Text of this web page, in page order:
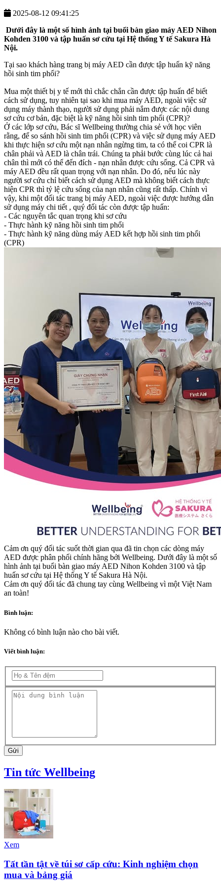
2025-08-12 09:41:25
Dưới đây là một số hình ảnh tại buổi bàn giao máy AED Nihon
Kohden 3100 và tập huấn sơ cứu tại Hệ thống Y tế Sakura Hà
Nội.
Tại sao khách hàng trang bị máy AED cần được tập huấn kỹ năng
hồi sinh tim phổi?
Mua một thiết bị y tế mới thì chắc chắn cần được tập huấn để biết
cách sử dụng, tuy nhiên tại sao khi mua máy AED, ngoài việc sử
dụng máy thành thạo, người sử dụng phải nắm được các nội dung
sơ cứu cơ bản, đặc biệt là kỹ năng hồi sinh tim phổi (CPR)?
Ở các lớp sơ cứu, Bác sĩ Wellbeing thường chia sẻ với học viên
rằng, để so sánh hồi sinh tim phổi (CPR) và việc sử dụng máy AED
khi thực hiện sơ cứu một nạn nhân ngừng tim, ta có thể coi CPR là
chân phải và AED là chân trái. Chúng ta phải bước cùng lúc cả hai
chân thì mới có thể đến đích - nạn nhân được cứu sống. Cả CPR và
máy AED đều rất quan trọng với nạn nhân. Do đó, nếu lúc này
người sơ cứu chỉ biết cách sử dụng AED mà không biết cách thực
hiện CPR thì tỷ lệ cứu sống của nạn nhân cũng rất thấp. Chính vì
vậy, khi một đối tác trang bị máy AED, ngoài việc được hướng dẫn
sử dụng máy chi tiết , quý đối tác còn được tập huấn:
- Các nguyên tắc quan trọng khi sơ cứu
- Thực hành kỹ năng hồi sinh tim phổi
- Thực hành kỹ năng dùng máy AED kết hợp hồi sinh tim phổi
(CPR)
Cảm ơn quý đối tác suốt thời gian qua đã tin chọn các dòng máy
AED được phân phối chính hãng bởi Wellbeing. Dưới đây là một số
hình ảnh tại buổi bàn giao máy AED Nihon Kohden 3100 và tập
huấn sơ cứu tại Hệ thống Y tế Sakura Hà Nội.
Cảm ơn quý đối tác đã chung tay cùng Wellbeing vì một Việt Nam
an toàn!
Bình luận:
Không có bình luận nào cho bài viết.
Viết bình luận:
Gửi
Tin tức Wellbeing
Xem
Tất tần tật về túi sơ cấp cứu: Kinh nghiệm chọn
mua và bảng giá